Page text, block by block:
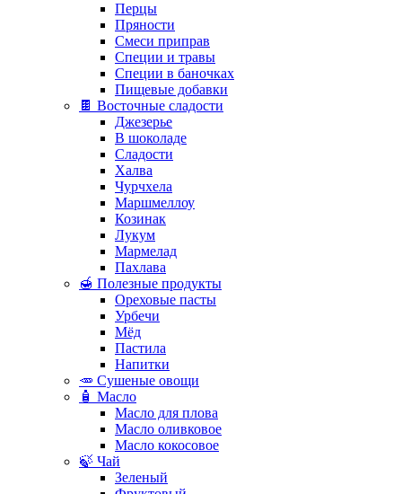
Перцы
Пряности
Смеси приправ
Специи и травы
Специи в баночках
Пищевые добавки
🍫 Восточные сладости
Джезерье
В шоколаде
Сладости
Халва
Чурчхела
Маршмеллоу
Козинак
Лукум
Мармелад
Пахлава
🍯 Полезные продукты
Ореховые пасты
Урбечи
Мёд
Пастила
Напитки
🥕 Сушеные овощи
🧴 Масло
Масло для плова
Масло оливковое
Масло кокосовое
🍃 Чай
Зеленый